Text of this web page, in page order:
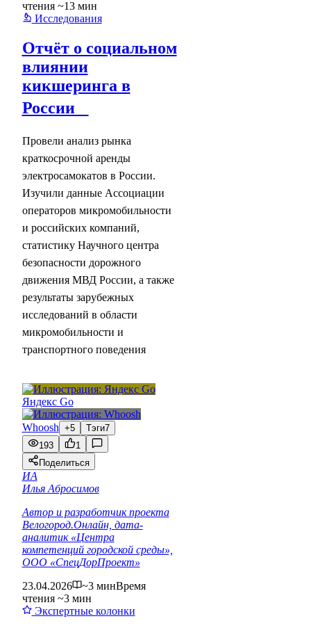
чтения ~13 мин
Исследования
Отчёт о социальном
влиянии
кикшеринга в
России
Провели анализ рынка
краткосрочной аренды
электросамокатов в России.
Изучили данные Ассоциации
операторов микромобильности
и российских компаний,
статистику Научного центра
безопасности дорожного
движения МВД России, а также
результаты зарубежных
исследований в области
микромобильности и
транспортного поведения
Яндекс Go
Whoosh +5 Тэги7
193
1
Поделиться
ИА
Илья Абросимов
Автор и разработчик проекта
Велогород.Онлайн, дата-
аналитик «Центра
компетенций городской среды»,
ООО «СпецДорПроект»
23.04.2026
~3 минВремя
чтения ~3 мин
Экспертные колонки